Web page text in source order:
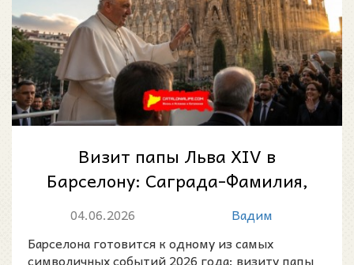
Визит папы Льва XIV в
Барселону: Саграда-Фамилия,
Монсеррат и историческая
башня Иисуса Хр...
04.06.2026
Вадим
Барселона готовится к одному из самых
символичных событий 2026 года: визиту папы